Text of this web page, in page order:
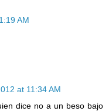
AM
at 11:34 AM
dice no a un beso bajo